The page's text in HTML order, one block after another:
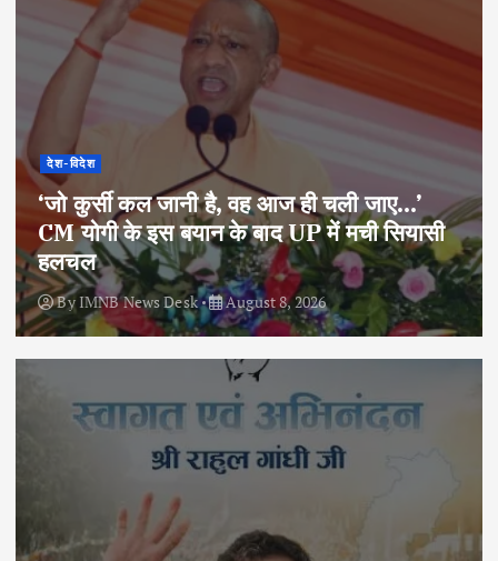
देश-विदेश
‘जो कुर्सी कल जानी है, वह आज ही चली जाए…’
CM योगी के इस बयान के बाद UP में मची सियासी
हलचल
ByIMNB News Desk August 8, 2026